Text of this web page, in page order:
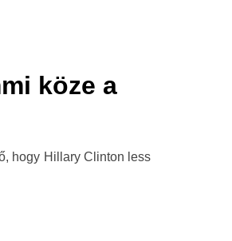
köze a
hogy Hillary Clinton less